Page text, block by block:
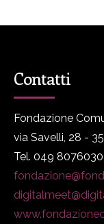
Contatti
Fondazione
via Savelli, 28 -
Tel. 049 8076030